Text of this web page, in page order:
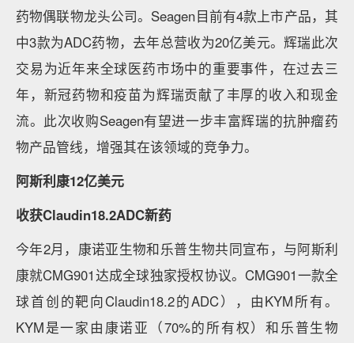
药物偶联物龙头公司。Seagen目前有4款上市产品，其
中3款为ADC药物，去年总营收为20亿美元。辉瑞此次
交易为近年来全球医药市场中的重要事件，在过去三
年，新冠药物和疫苗为辉瑞贡献了丰厚的收入和现金
流。此次收购Seagen有望进一步丰富辉瑞的抗肿瘤药
物产品管线，增强其在该领域的竞争力。
阿斯利康12亿美元
收获Claudin18.2ADC新药
今年2月，康诺亚生物和乐普生物共同宣布，与阿斯利
康就CMG901达成全球独家授权协议。CMG901一款全
球首创的靶向Claudin18.2的ADC），由KYM所有。
KYM是一家由康诺亚（70%的所有权）和乐普生物